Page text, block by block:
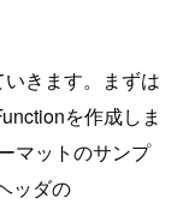
きます。まずは
を作成しま
マットのサンプ
ッダの